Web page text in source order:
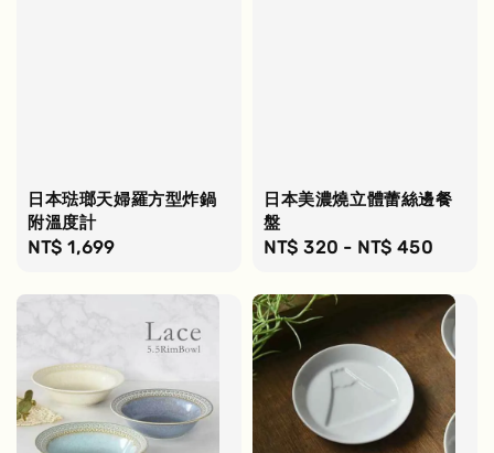
日本琺瑯天婦羅方型炸鍋
附溫度計
Regular
NT$ 1,699
日本美濃燒立體蕾絲邊餐
盤
Regular
NT$ 320 - NT$ 450